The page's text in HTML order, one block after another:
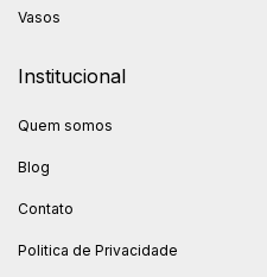
Vasos
Institucional
Quem somos
Blog
Contato
Politica de Privacidade